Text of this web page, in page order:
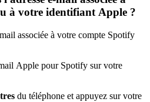
à votre identifiant Apple ?
associée à votre compte Spotify
Apple pour Spotify sur votre
du téléphone et appuyez sur votre